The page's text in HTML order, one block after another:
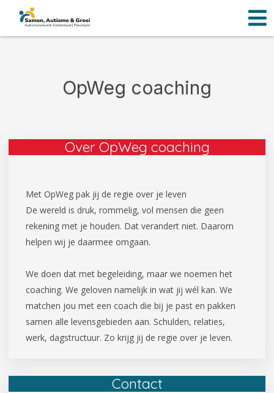
OpWeg coaching
Over OpWeg coaching
Met OpWeg pak jij de regie over je leven
De wereld is druk, rommelig, vol mensen die geen
rekening met je houden. Dat verandert niet. Daarom
helpen wij je daarmee omgaan.
We doen dat met begeleiding, maar we noemen het
coaching. We geloven namelijk in wat jij wél kan. We
matchen jou met een coach die bij je past en pakken
samen alle levensgebieden aan. Schulden, relaties,
werk, dagstructuur. Zo krijg jij de regie over je leven.
Contact